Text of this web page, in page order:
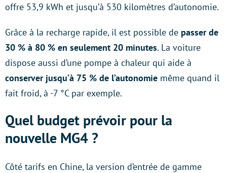
offre 53,9 kWh et jusqu’à 530 kilomètres d’autonomie.
Grâce à la recharge rapide, il est possible de passer de
30 % à 80 % en seulement 20 minutes. La voiture
dispose aussi d’une pompe à chaleur qui aide à
conserver jusqu’à 75 % de l’autonomie même quand il
fait froid, à -7 °C par exemple.
Quel budget prévoir pour la
nouvelle MG4 ?
Côté tarifs en Chine, la version d’entrée de gamme